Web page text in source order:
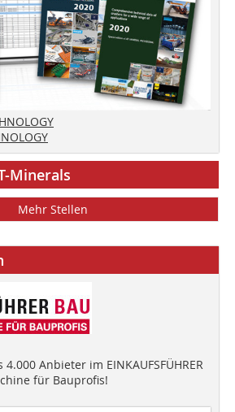
Minerals
Mehr Stellen
Anbieter im EINKAUFSFÜHRER
für Bauprofis!